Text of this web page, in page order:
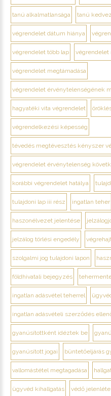
tanú alkalmatlansága tanú
végrendelet dátum hiánya
végrendelet több lap végrendelet
végrendelet megtámadása
végrendelet érvénytelenségének
hagyatéki vita végrendelet
végrendelkezési képesség
tévedés megtévesztés kényszer
végrendelet érvénytelenség
korábbi végrendelet hatálya
tulajdoni lap iii rész ingatlan teher
haszonélvezet jelentése
jelzálog törlési engedély
szolgalmi jog tulajdoni lapon
földhivatali bejegyzés
ingatlan adásvétel teherrel
ingatlan adásvételi szerződés
gyanúsítottként idéztek be
gyanúsított jogai büntetőeljárás
vallomástétel megtagadása
ügyvéd kihallgatás védő